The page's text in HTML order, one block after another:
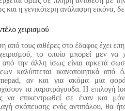
και η γενικότερη ανάλαφρη εικόνα,
χειρισμού
από τους αιθέρες στο έδαφος έχει
το οποίο μπορεί μεν να
την άλλη ίσως είναι αρκετά
καλύπτεται ικανοποιητικά από
αν και για ακόμα μια
τα παρατράγουδα. Η επιλογή
να επικεντρωθεί σε έναν και
σκόπευσης ενός αντιπάλου, θα